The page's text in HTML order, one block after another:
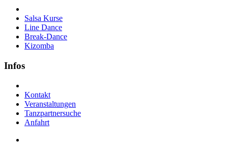
Salsa Kurse
Line Dance
Break-Dance
Kizomba
Infos
Kontakt
Veranstaltungen
Tanzpartnersuche
Anfahrt